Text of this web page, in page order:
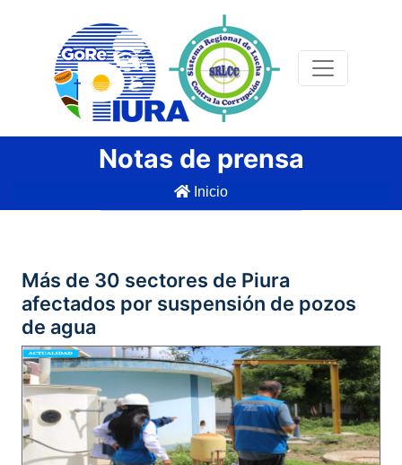
Notas de prensa
Inicio
Más de 30 sectores de Piura
afectados por suspensión de pozos
de agua